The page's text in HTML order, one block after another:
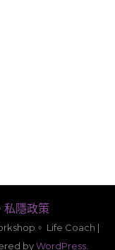
私隱政策
。 Life Coach |
byWordPress